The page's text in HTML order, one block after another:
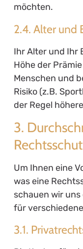
möchten.
2.4. Alter und
Ihr Alter und Ihr
Höhe der
Menschen und
Risiko (z.B.
der Regel
3.
Um Ihnen eine
was eine
schauen wir
für
3.1.